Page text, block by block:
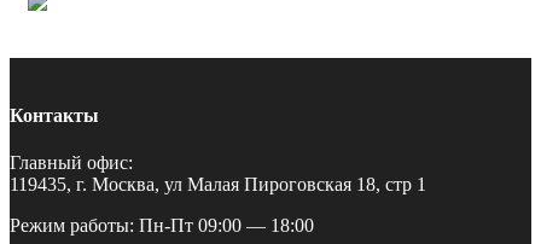
Контакты
Главный офис:
119435, г. Москва, ул Малая Пироговская 18, стр 1
Режим работы: Пн-Пт 09:00 — 18:00